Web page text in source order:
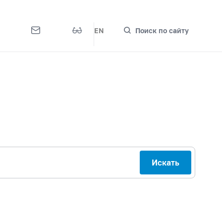
EN Поиск по сайту
Искать